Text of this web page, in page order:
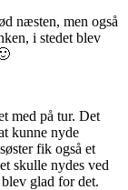
næsten, men også
i stedet blev
med på tur. Det
kunne nyde
fik også et
skulle nydes ved
glad for det.